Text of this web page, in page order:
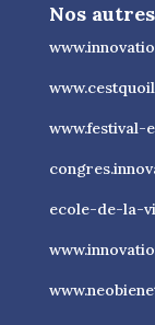
Nos
www.festival-
ecole-de-la-